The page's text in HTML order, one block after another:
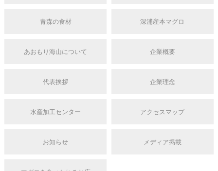
青森の食材 深浦産本マグロ
あおもり海山について 企業概要
代表挨拶 企業理念
水産加工センター アクセスマップ
お知らせ メディア掲載